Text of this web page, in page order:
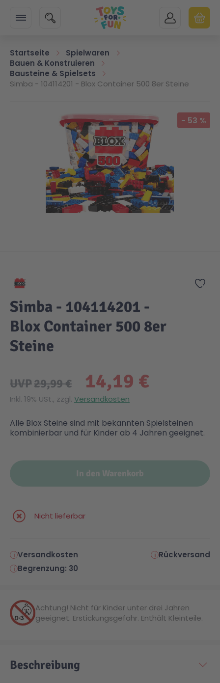
SUCHE MEIN KONTO
Startseite
Spielwaren
Bauen & Konstruieren
Bausteine & Spielsets
Simba - 104114201 - Blox Container 500 8er Steine
Zum Ende der Bildgalerie springen - 53 %
Zur
Simba - 104114201 -
Blox Container 500 8er
Steine
14,19 €
UVP29,99 €
Inkl. 19% USt., zzgl. Versandkosten
Alle Blox Steine sind mit bekannten Spielsteinen
kombinierbar und für Kinder ab 4 Jahren geeignet.
In den Warenkorb
Nicht lieferbar
Versandkosten
Rückversand
Begrenzung: 30
Achtung! Nicht für Kinder unter drei Jahren
geeignet. Erstickungsgefahr. Enthält Kleinteile.
Beschreibung